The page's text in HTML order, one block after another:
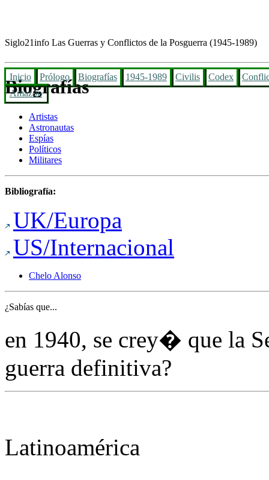
Inicio Prólogo Biografías 1945-1989 Civilis Codex
Amazon
Siglo21info Las Guerras y Conflictos de la Posguerra (1945-1989)
Biografías
Artistas
Astronautas
Espías
Políticos
Militares
Bibliografía:
UK/Europa
US/Internacional
Chelo Alonso
¿Sabías que...
en 1940, se crey� que la
guerra definitiva?
Latinoamérica